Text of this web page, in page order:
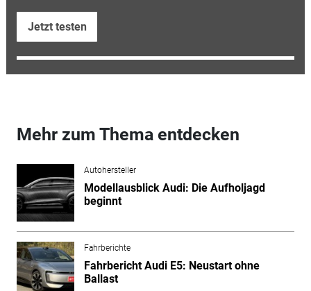
Jetzt testen
Mehr zum Thema entdecken
Autohersteller
Modellausblick Audi: Die Aufholjagd
beginnt
Fahrberichte
Fahrbericht Audi E5: Neustart ohne
Ballast